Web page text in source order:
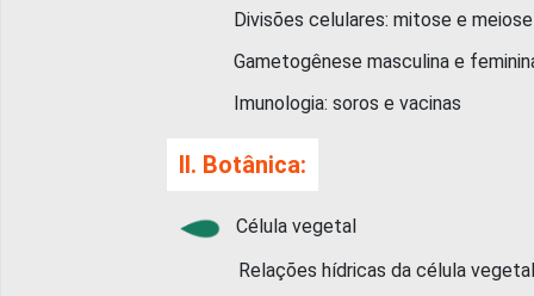
Divisões celulares: mitose e meiose
Gametogênese masculina e
Imunologia: soros e vacinas
II. Botânica:
Célula vegetal
Relações hídricas da célula vegetal